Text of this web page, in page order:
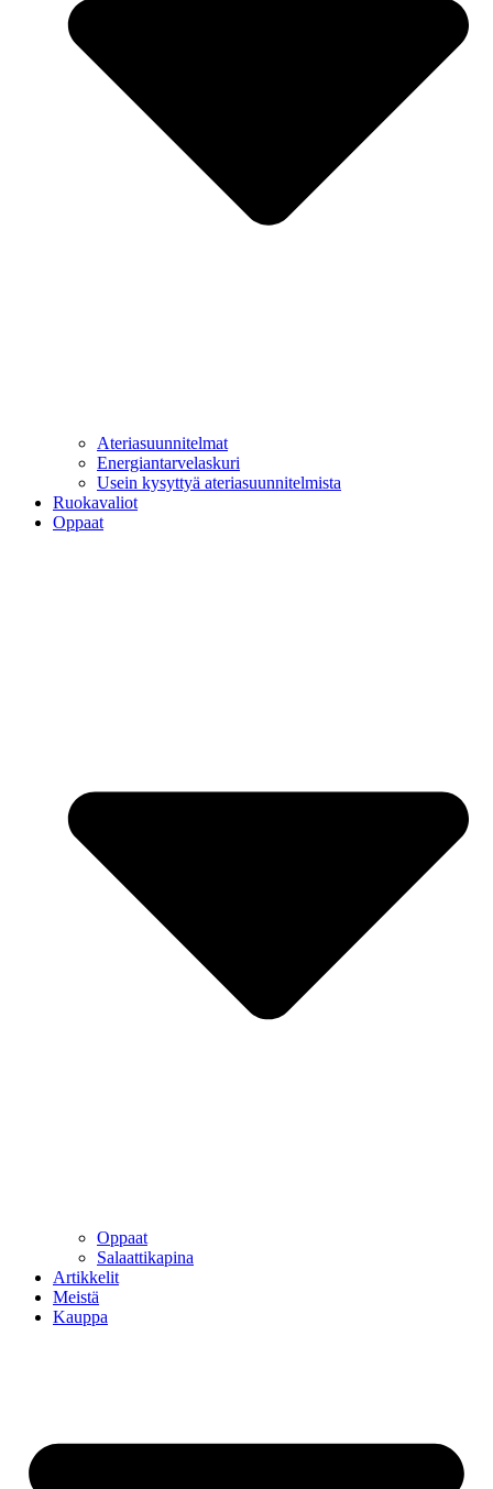
Ateriasuunnitelmat
Energiantarvelaskuri
Usein kysyttyä ateriasuunnitelmista
Ruokavaliot
Oppaat
Oppaat
Salaattikapina
Artikkelit
Meistä
Kauppa